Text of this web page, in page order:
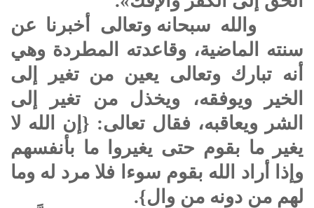
والله سبحانه وتعالى أخبرنا عن
سنته الماضية، وقاعدته المطردة وهي
أنه تبارك وتعالى يعين من تغير إلى
الخير ويوفقه، ويخذل من تغير إلى
الشر ويعاقبه، فقال تعالى: {إن الله لا
يغير ما بقوم حتى يغيروا ما بأنفسهم
وإذا أراد الله بقوم سوءا فلا مرد له وما
لهم من دونه من وال}.